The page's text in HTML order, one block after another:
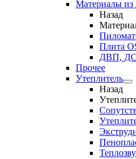
Материалы из
Назад
Плита
ДВП,
Прочее
Утеплитель
Назад